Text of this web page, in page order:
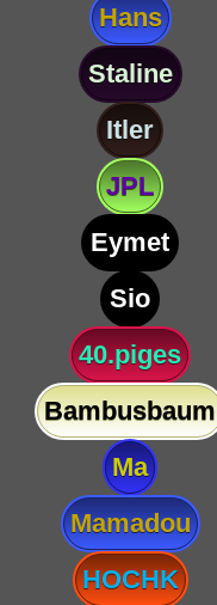
Hans
Staline
Itler
JPL
Eymet
Sio
40.piges
Bambusbaum
Ma
Mamadou
HOCHK